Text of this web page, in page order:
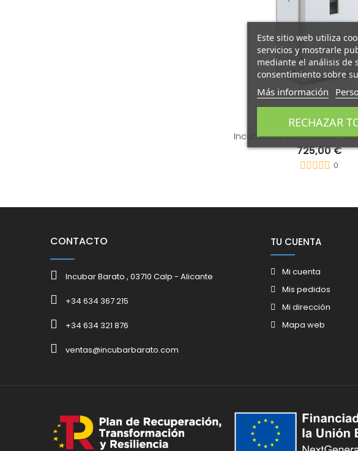
725,00 €
0
Este sitio web utiliza
servicios y mostrarle
mediante el análisis de
consentimiento sobre
Más información
RECHAZAR
CONTACTO
Incubar Barato , 03710 Calp - Alicante
+34 634 367 215
+34 634 321 876
ventas@incubarbarato.com
TU CUENTA
Mi cuenta
Mis pedidos
Mi dirección
Mapa web